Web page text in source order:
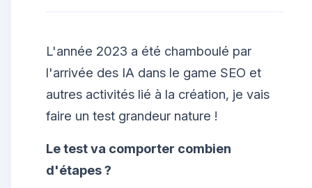
L'année 2023 a été chamboulé par
l'arrivée des IA dans le game SEO et
autres activités lié à la création, je vais
faire un test grandeur nature !
Le test va comporter combien
d'étapes ?